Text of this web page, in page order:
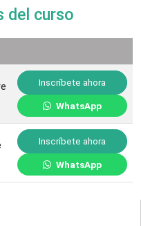
del curso
Inscríbete ahora
WhatsApp
Inscríbete ahora
WhatsApp